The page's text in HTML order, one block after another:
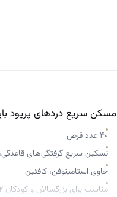
مسکن سریع دردهای پریود
۴۰ عدد قرص
تسکین سریع گرفتگی‌های
حاوی استامینوفن، کافئین
مناسب برای بزرگسالان و کودکان ۱۲ سال به بالا